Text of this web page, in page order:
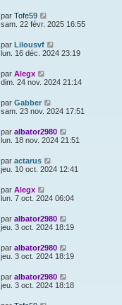
par Tofe59
sam. 22 févr. 2025 16:55
par Lilousvf
lun. 16 déc. 2024 23:19
par Alegx
dim. 24 nov. 2024 21:14
par Gabber
sam. 23 nov. 2024 17:51
par albator2980
lun. 18 nov. 2024 21:51
par actarus
jeu. 10 oct. 2024 12:41
par Alegx
lun. 7 oct. 2024 06:04
par albator2980
jeu. 3 oct. 2024 18:19
par albator2980
jeu. 3 oct. 2024 18:19
par albator2980
jeu. 3 oct. 2024 18:18